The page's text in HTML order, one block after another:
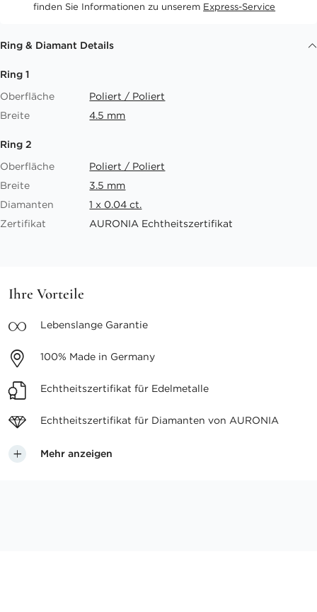
finden Sie Informationen zu unserem Express-Service
Ring & Diamant Details
Ring 1
Oberfläche
Poliert / Poliert
Breite
4.5 mm
Ring 2
Oberfläche
Poliert / Poliert
Breite
3.5 mm
Diamanten
1 x 0.04 ct.
Zertifikat
AURONIA Echtheitszertifikat
Ihre Vorteile
Lebenslange Garantie
100% Made in Germany
Echtheitszertifikat für Edelmetalle
Echtheitszertifikat für Diamanten von AURONIA
Mehr anzeigen